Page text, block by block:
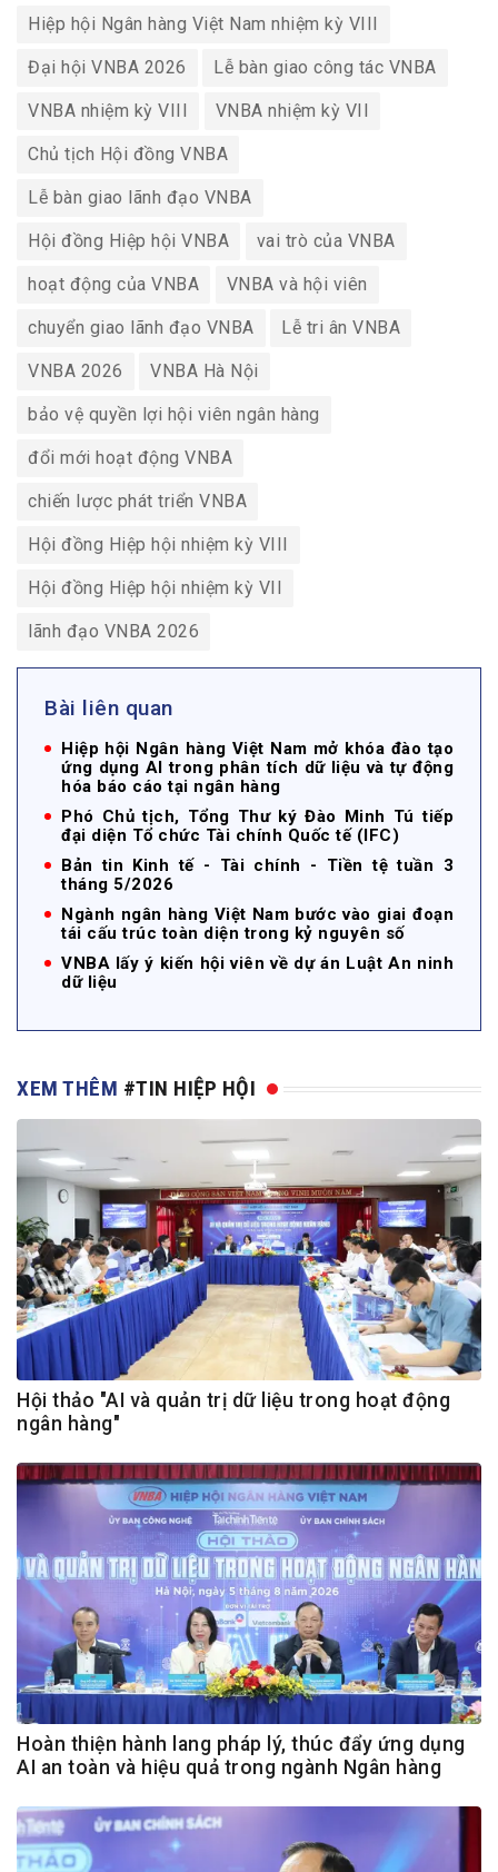
Hiệp hội Ngân hàng Việt Nam nhiệm kỳ VIII
Đại hội VNBA 2026 Lễ bàn giao công tác VNBA
VNBA nhiệm kỳ VIII VNBA nhiệm kỳ VII
Chủ tịch Hội đồng VNBA
Lễ bàn giao lãnh đạo VNBA
Hội đồng Hiệp hội VNBA vai trò của VNBA
hoạt động của VNBA VNBA và hội viên
chuyển giao lãnh đạo VNBA Lễ tri ân VNBA
VNBA 2026 VNBA Hà Nội
bảo vệ quyền lợi hội viên ngân hàng
đổi mới hoạt động VNBA
chiến lược phát triển VNBA
Hội đồng Hiệp hội nhiệm kỳ VIII
Hội đồng Hiệp hội nhiệm kỳ VII
lãnh đạo VNBA 2026
Bài liên quan
Hiệp hội Ngân hàng Việt Nam mở khóa đào tạo
ứng dụng AI trong phân tích dữ liệu và tự động
hóa báo cáo tại ngân hàng
Phó Chủ tịch, Tổng Thư ký Đào Minh Tú tiếp
đại diện Tổ chức Tài chính Quốc tế (IFC)
Bản tin Kinh tế - Tài chính - Tiền tệ tuần 3
tháng 5/2026
Ngành ngân hàng Việt Nam bước vào giai đoạn
tái cấu trúc toàn diện trong kỷ nguyên số
VNBA lấy ý kiến hội viên về dự án Luật An ninh
dữ liệu
XEM THÊM #TIN HIỆP HỘI
Hội thảo "AI và quản trị dữ liệu trong hoạt động
ngân hàng"
Hoàn thiện hành lang pháp lý, thúc đẩy ứng dụng
AI an toàn và hiệu quả trong ngành Ngân hàng